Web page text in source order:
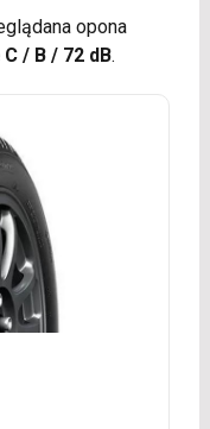
opona
C / B / 72 dB.